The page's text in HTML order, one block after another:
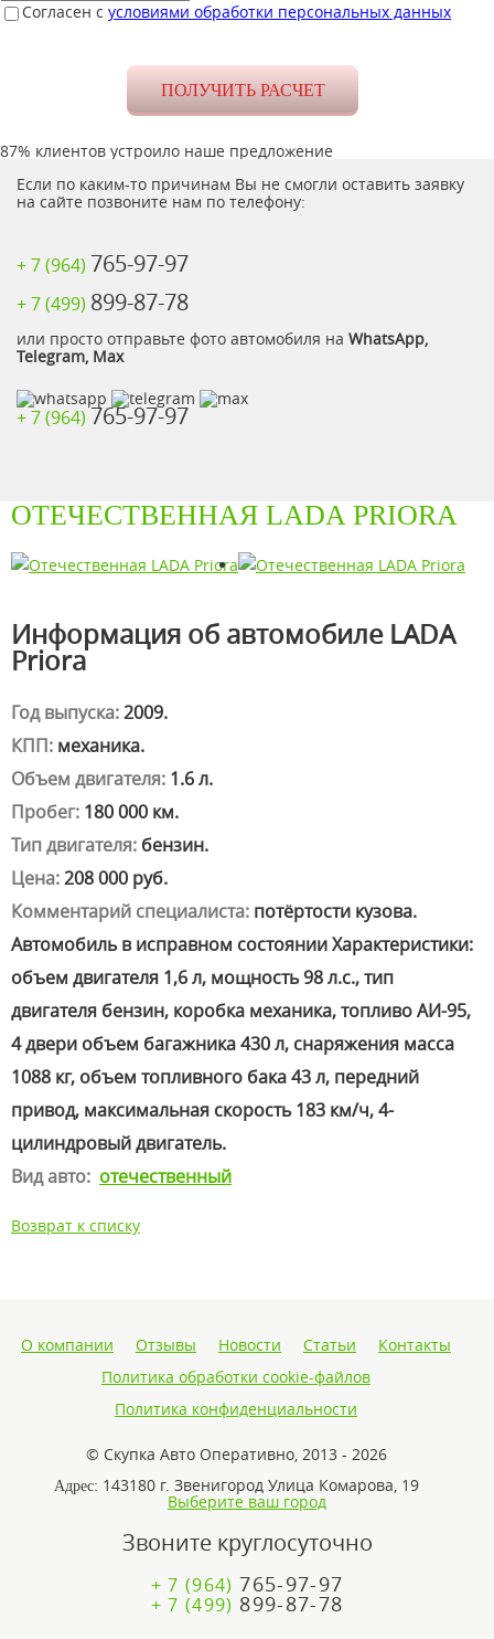
Согласен с условиями обработки персональных данных
87% клиентов устроило наше предложение
Если по каким-то причинам Вы не смогли оставить заявку
на сайте позвоните нам по телефону:
+ 7 (964) 765-97-97
+ 7 (499) 899-87-78
или просто отправьте фото автомобиля на WhatsApp,
Telegram, Max
+ 7 (964) 765-97-97
ОТЕЧЕСТВЕННАЯ LADA PRIORA
Информация об автомобиле LADA
Priora
Год выпуска:2009.
КПП: механика.
Объем двигателя: 1.6 л.
Пробег: 180 000 км.
Тип двигателя: бензин.
Цена:208 000 руб.
Комментарий специалиста: потёртости кузова.
Автомобиль в исправном состоянии Характеристики:
объем двигателя 1,6 л, мощность 98 л.с., тип
двигателя бензин, коробка механика, топливо АИ-95,
4 двери объем багажника 430 л, снаряжения масса
1088 кг, объем топливного бака 43 л, передний
привод, максимальная скорость 183 км/ч, 4-
цилиндровый двигатель.
Вид авто: отечественный
Возврат к списку
О компании Отзывы Новости Статьи
Контакты
Политика обработки cookie-файлов
Политика конфиденциальности
© Скупка Авто Оперативно, 2013 - 2026
Адрес: 143180 г. Звенигород Улица Комарова, 19
Выберите ваш город
Звоните круглосуточно
+ 7 (964)765-97-97
+ 7 (499) 899-87-78